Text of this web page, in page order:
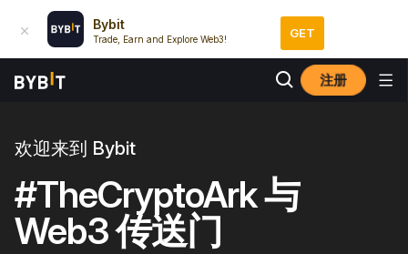
Bybit
Trade, Earn and Explore Web3! GET
注册
欢迎来到 Bybit
#TheCryptoArk 与
Web3 传送门